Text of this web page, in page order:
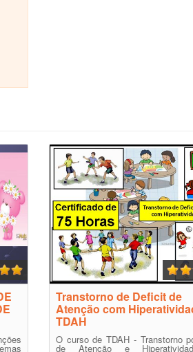
Transtorno de Deficit de
Atenção com
TDAH
O curso de TDAH - Transtorno
de Atenção e